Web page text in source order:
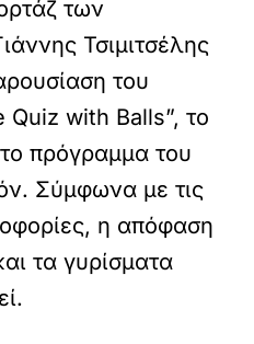
των
Τσιμιτσέλης
του
Quiz with Balls”, το
πρόγραμμα του
Σύμφωνα με τις
η απόφαση
τα γυρίσματα